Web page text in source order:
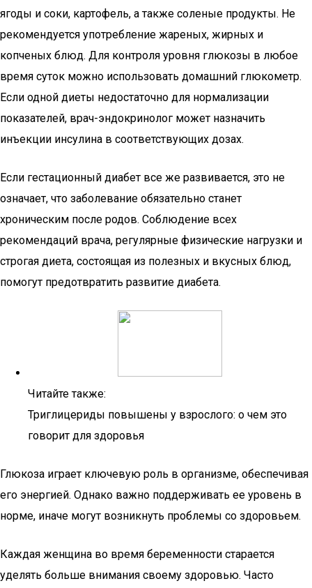
ягоды и соки, картофель, а также соленые продукты. Не
рекомендуется употребление жареных, жирных и
копченых блюд. Для контроля уровня глюкозы в любое
время суток можно использовать домашний глюкометр.
Если одной диеты недостаточно для нормализации
показателей, врач-эндокринолог может назначить
инъекции инсулина в соответствующих дозах.
Если гестационный диабет все же развивается, это не
означает, что заболевание обязательно станет
хроническим после родов. Соблюдение всех
рекомендаций врача, регулярные физические нагрузки и
строгая диета, состоящая из полезных и вкусных блюд,
помогут предотвратить развитие диабета.
Читайте также:
Триглицериды повышены у взрослого: о чем это
говорит для здоровья
Глюкоза играет ключевую роль в организме, обеспечивая
его энергией. Однако важно поддерживать ее уровень в
норме, иначе могут возникнуть проблемы со здоровьем.
Каждая женщина во время беременности старается
уделять больше внимания своему здоровью. Часто